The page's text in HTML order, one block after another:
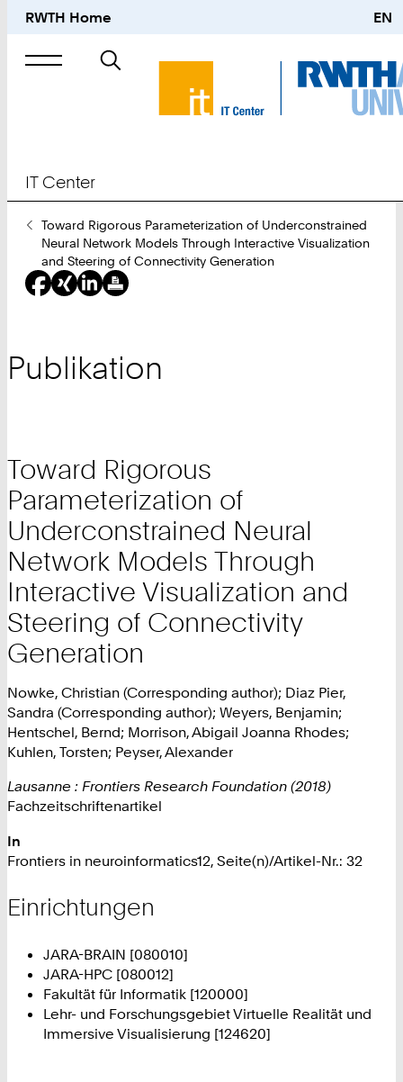
RWTH Home EN
Suche
nach
IT Center
Sie
sind
hier:
Toward Rigorous Parameterization of Underconstrained
Neural Network Models Through Interactive Visualization
and Steering of Connectivity Generation
Publikation
Toward Rigorous
Parameterization of
Underconstrained Neural
Network Models Through
Interactive Visualization and
Steering of Connectivity
Generation
Nowke, Christian (Corresponding author); Diaz Pier,
Sandra (Corresponding author); Weyers, Benjamin;
Hentschel, Bernd; Morrison, Abigail Joanna Rhodes;
Kuhlen, Torsten; Peyser, Alexander
Lausanne : Frontiers Research Foundation (2018)
Fachzeitschriftenartikel
In
Frontiers in neuroinformatics12, Seite(n)/Artikel-Nr.: 32
Einrichtungen
JARA-BRAIN [080010]
JARA-HPC [080012]
Fakultät für Informatik [120000]
Lehr- und Forschungsgebiet Virtuelle Realität und
Immersive Visualisierung [124620]